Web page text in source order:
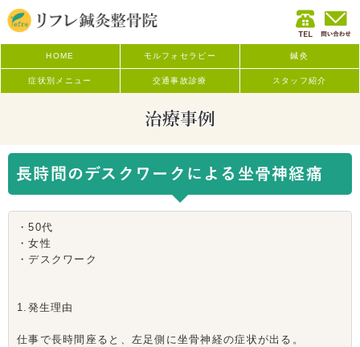
HOME モルフォセラピー 鍼灸
症状別メニュー 交通事故診療 スタッフ紹介
治療事例
長時間のデスクワークによる坐骨神経痛
・50代
・女性
・デスクワーク
1.発生理由
仕事で長時間座ると、左足側に坐骨神経の症状が出る。